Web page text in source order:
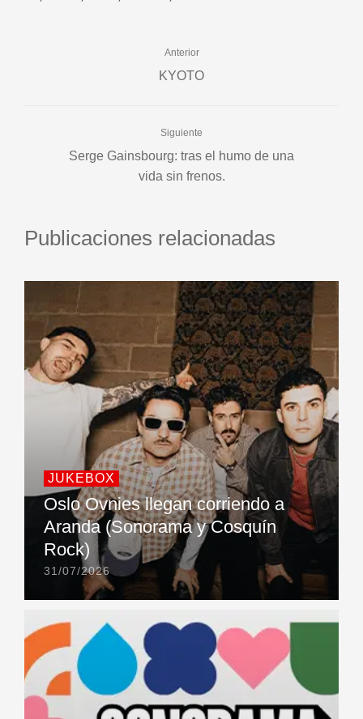
Anterior
KYOTO
Siguiente
Serge Gainsbourg: tras el humo de una
vida sin frenos.
Publicaciones relacionadas
JUKEBOX
Oslo Ovnies llegan corriendo a
Aranda (Sonorama y Cosquín
Rock)
31/07/2026